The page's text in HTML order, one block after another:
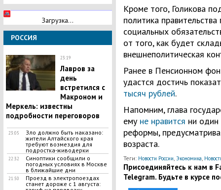
Загрузка...
РОССИЯ
23:19
Лавров за
день
встретился с
Макроном и
Меркель: известны
подробности переговоров
23:05
Зло должно быть наказано:
жители Алтайского края
требуют возмездия для
подростка-живодерки
22:32
Синоптики сообщили о
погодных условиях в Москве
в ближайшие дни
21:50
​Проезд в электропоездах
станет дороже с 1 августа:
Кроме того, Голикова
политика
социальных
от того, как будет
внешнеполитическая
Ранее в Пенсионном
удастся достичь
тысяч рублей.
Напомним, глава
ему не нравится ни один
реформы,
возраста.
Теги: Новости России, Экономика,
Присоединяйтесь к нам в
Telegram. Будьте в курсе